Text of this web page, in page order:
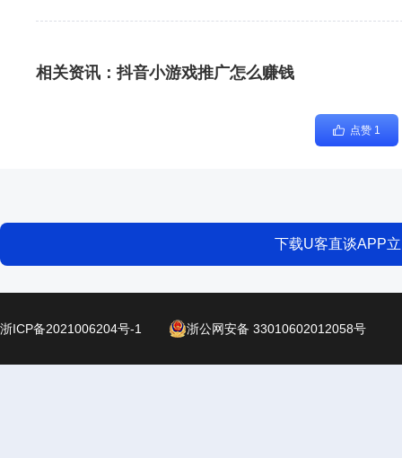
相关资讯：抖音小游戏推广怎么赚钱
点赞 1
下载U客直谈APP
浙ICP备2021006204号-1 浙公网安备 33010602012058号